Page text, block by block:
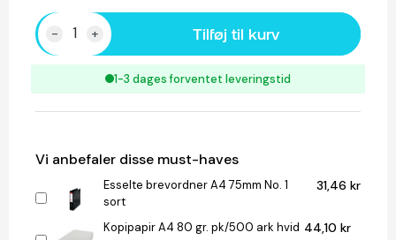
- + Tilføj til kurv
1-3 dages forventet leveringstid
Vi anbefaler disse must-haves
Esselte brevordner A4 75mm No. 1
sort
31,46 kr
Kopipapir A4 80 gr. pk/500 ark hvid 44,10 kr